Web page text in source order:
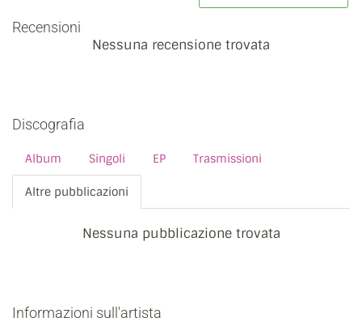
Recensioni
Nessuna recensione trovata
Discografia
Album Singoli EP Trasmissioni
Altre pubblicazioni
Nessuna pubblicazione trovata
Informazioni sull'artista